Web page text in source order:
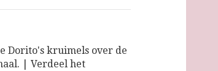
Dorito's kruimels over de
| Verdeel het